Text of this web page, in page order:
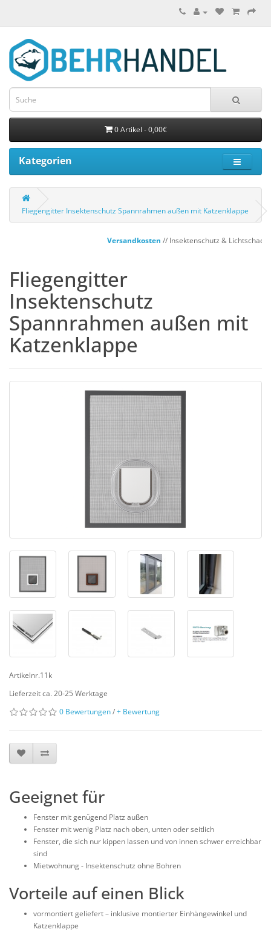
0 Artikel - 0,00€
Kategorien
Fliegengitter Insektenschutz Spannrahmen außen mit Katzenklappe
Versandkosten// Insektenschutz &
Fliegengitter
Insektenschutz
Spannrahmen außen mit
Katzenklappe
Artikelnr.11k
Lieferzeit ca. 20-25 Werktage
0 Bewertungen/+ Bewertung
Geeignet für
Fenster mit genügend Platz außen
Fenster mit wenig Platz nach oben, unten oder seitlich
Fenster, die sich nur kippen lassen und von innen schwer erreichbar
sind
Mietwohnung - Insektenschutz ohne Bohren
Vorteile auf einen Blick
vormontiert geliefert – inklusive montierter Einhängewinkel und
Katzenklappe